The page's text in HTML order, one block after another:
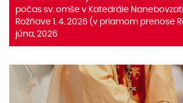
počas sv. omše v Katedrále
Rožňave 1. 4. 2026 (v priamom prenose
júna, 2026